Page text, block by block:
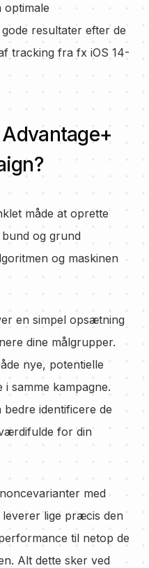
optimale
resultater efter de
tracking fra fx iOS 14-
måde at oprette
og grund
og maskinen
en simpel opsætning
dine målgrupper.
nye, potentielle
samme kampagne.
identificere de
for din
med
lige præcis den
til netop de
Alt dette sker ved